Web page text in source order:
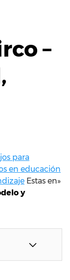
–
para
en educación
Estas en»
y